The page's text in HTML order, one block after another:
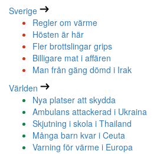
Sverige
Regler om värme
Hösten är här
Fler brottslingar grips
Billigare mat i affären
Man från gäng dömd i Irak
Världen
Nya platser att skydda
Ambulans attackerad i Ukraina
Skjutning i skola i Thailand
Många barn kvar i Ceuta
Varning för värme i Europa